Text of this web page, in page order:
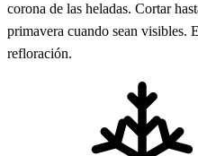
corona de las heladas. Cortar
primavera cuando sean visibles.
refloración.